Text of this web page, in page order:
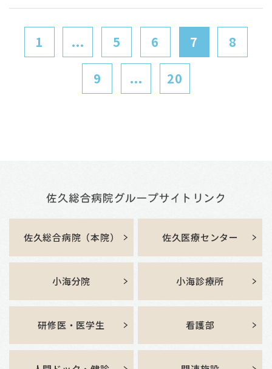
1 ... 5 6 7 8
9 ... 20
佐久総合病院（本院） 佐久医療センター
小海分院 小海診療所
研修医・医学生 看護部